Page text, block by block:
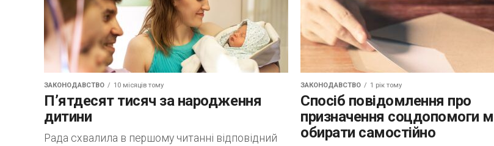
ЗАКОНОДАВСТВО 10 місяців тому
П’ятдесят тисяч за народження
дитини
Рада схвалила в першому читанні відповідний
ЗАКОНОДАВСТВО 1 рік тому
Спосіб повідомлення про
призначення соцдопомоги
обирати самостійно